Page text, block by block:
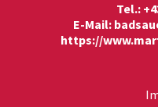
Tel.:
E-Mail:
https://